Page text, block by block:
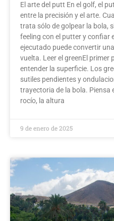
El arte del putt En el golf, el
entre la precisión y el arte.
trata sólo de golpear la bola,
feeling con el putter y confiar
ejecutado puede convertir
vuelta. Leer el greenEl
entender la superficie. Los
sutiles pendientes y
trayectoria de la bola. Piensa
rocío, la altura
9 de enero de 2025